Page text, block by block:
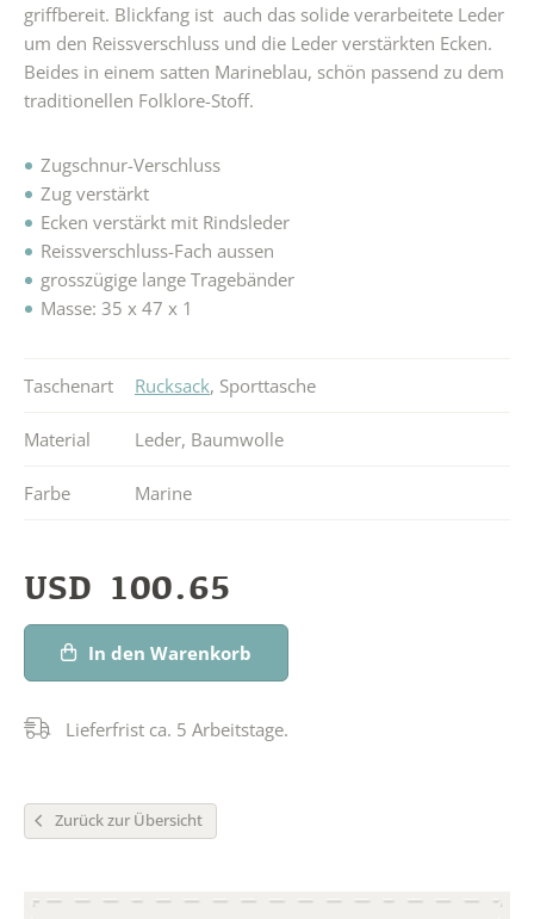
griffbereit. Blickfang ist auch das solide verarbeitete Leder
um den Reissverschluss und die Leder verstärkten Ecken.
Beides in einem satten Marineblau, schön passend zu dem
traditionellen Folklore-Stoff.
Zugschnur-Verschluss
Zug verstärkt
Ecken verstärkt mit Rindsleder
Reissverschluss-Fach aussen
grosszügige lange Tragebänder
Masse: 35 x 47 x 1
Taschenart Rucksack, Sporttasche
Material Leder, Baumwolle
Farbe Marine
USD 100.65
In den Warenkorb
Lieferfrist ca. 5 Arbeitstage.
Zurück zur Übersicht